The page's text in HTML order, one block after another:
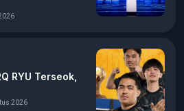
RYU Terseok,
2026